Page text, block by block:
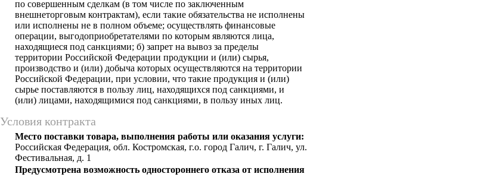
по совершенным сделкам (в том числе по заключенным
внешнеторговым контрактам), если такие обязательства не исполнены
или исполнены не в полном объеме; осуществлять финансовые
операции, выгодоприобретателями по которым являются лица,
находящиеся под санкциями; б) запрет на вывоз за пределы
территории Российской Федерации продукции и (или) сырья,
производство и (или) добыча которых осуществляются на территории
Российской Федерации, при условии, что такие продукция и (или)
сырье поставляются в пользу лиц, находящихся под санкциями, и
(или) лицами, находящимися под санкциями, в пользу иных лиц.
Условия контракта
Место поставки товара, выполнения работы или оказания услуги:
Российская Федерация, обл. Костромская, г.о. город Галич, г. Галич, ул.
Фестивальная, д. 1
Предусмотрена возможность одностороннего отказа от исполнения